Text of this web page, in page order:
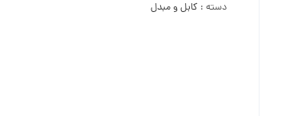
دسته : کابل و مبدل